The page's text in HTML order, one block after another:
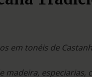
em tonéis de
madeira, especiarias,